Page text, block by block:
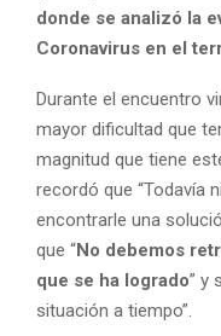
donde se analizó la
Coronavirus en el
Durante el encuentro
mayor dificultad que
magnitud que tiene
recordó que “Todavía
encontrarle una
que “No debemos
que se ha logrado” y
situación a tiempo”.